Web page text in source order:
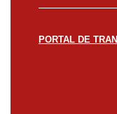
PORTAL DE